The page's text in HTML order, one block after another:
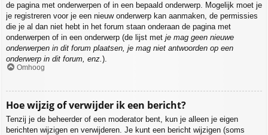
de pagina met onderwerpen of in een bepaald onderwerp. Mogelijk moet je
je registreren voor je een nieuw onderwerp kan aanmaken, de permissies
die je al dan niet hebt in het forum staan onderaan de pagina met
onderwerpen of in een onderwerp (de lijst met je mag geen nieuwe
onderwerpen in dit forum plaatsen, je mag niet antwoorden op een
onderwerp in dit forum, enz.).
Omhoog
Hoe wijzig of verwijder ik een bericht?
Tenzij je de beheerder of een moderator bent, kun je alleen je eigen
berichten wijzigen en verwijderen. Je kunt een bericht wijzigen (soms